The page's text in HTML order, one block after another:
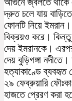
দ্রুত চলে যায়
ফোনটি নিয়ে
বিক্রয়ও করে।
দেয় ইমরানকে।
দেয় বুড়িগঙ্গা
হত্যাকাণ্ডে ব্যবহৃত
২৯ ফেব্রুয়ারি
হাজতে প্রেরণ করা